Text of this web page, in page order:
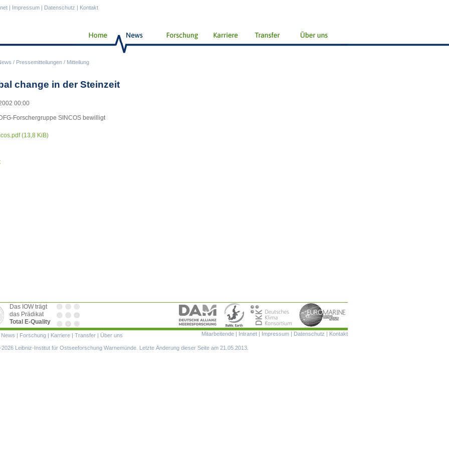
/ Pressemitteilungen / Mitteilung
| Impressum | Datenschutz | Kontakt
change in der Steinzeit
00:00
Forschergruppe SINCOS bewilligt
(13,8 KiB)
Das IOW trägt
das Prädikat
Total E-Quality
Navigation
Mitarbeitende | Intranet | Impressum | Datenschutz | Kontakt
News | Forschung | Karriere | Transfer | Über uns
Leibniz-Institut für Ostseeforschung Warnemünde. Letzte Änderung dieser Seite am 21.05.2013.